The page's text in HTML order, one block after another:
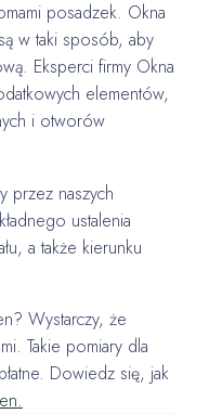
posadzek. Okna
w taki sposób, aby
Eksperci firmy Okna
elementów,
i otworów
przez naszych
ustalenia
a także kierunku
Wystarczy, że
Takie pomiary dla
Dowiedz się, jak